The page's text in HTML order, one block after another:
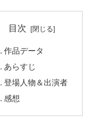
目次
作品データ
あらすじ
登場人物＆出演者
感想